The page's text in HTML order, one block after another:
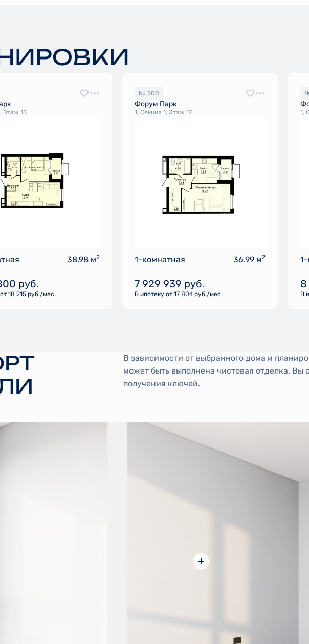
Этаж 13
38.98 м2
руб.
18 215 руб./мес.
№ 200
Форум Парк
1, Секция 1, Этаж 17
1-комнатная 36.99 м2
7 929 939 руб.
В ипотеку от 17 804 руб./мес.
1,
8
В
В зависимости от выбранного дома и
может быть выполнена чистовая отделка. Вы
получения ключей.